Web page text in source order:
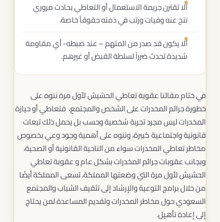
ألا تقترن جريمة الاستعمال أو التعاطي بحادث مروري
نتج عنه وفيات ورتب في ذمته حقوقاً خاصة.
ألا يكون قد صدر من المتهم – عند ضبطه- أي مقاومة
شديدة تحدث ضرراً لسلطة القبض أو غيرهم.
في ختام مقالنا عقوبة تعاطي الحشيش لأول مرة ننوه على
خطورة جرائم المخدرات على الشخص والمجتمع، فتعاطي أو حيازة
المخدرات ليس مجرد تجربة شخصية وحسب بل يحمل ذلك تبعات
قانونية واجتماعية كبيرة، وننوه على أهمية وجود وعي بخصوص
مخاطر تعاطي المخدرات سواء من الناحية القانونية أو الصحية،
وبجانب عقوبات جرائم المخدرات بشكل عام و عقوبة تعاطي
الحشيش لأول مرة التي وضعتها المملكة، تسعى المملكة أيضًا
من خلال برامج التوعية والإرشاد إلى تثقيف الشباب والمجتمع
السعودي حول مخاطر المخدرات وتقديم المساعدة لمن يحتاج
إلى إعادة تأهيل.